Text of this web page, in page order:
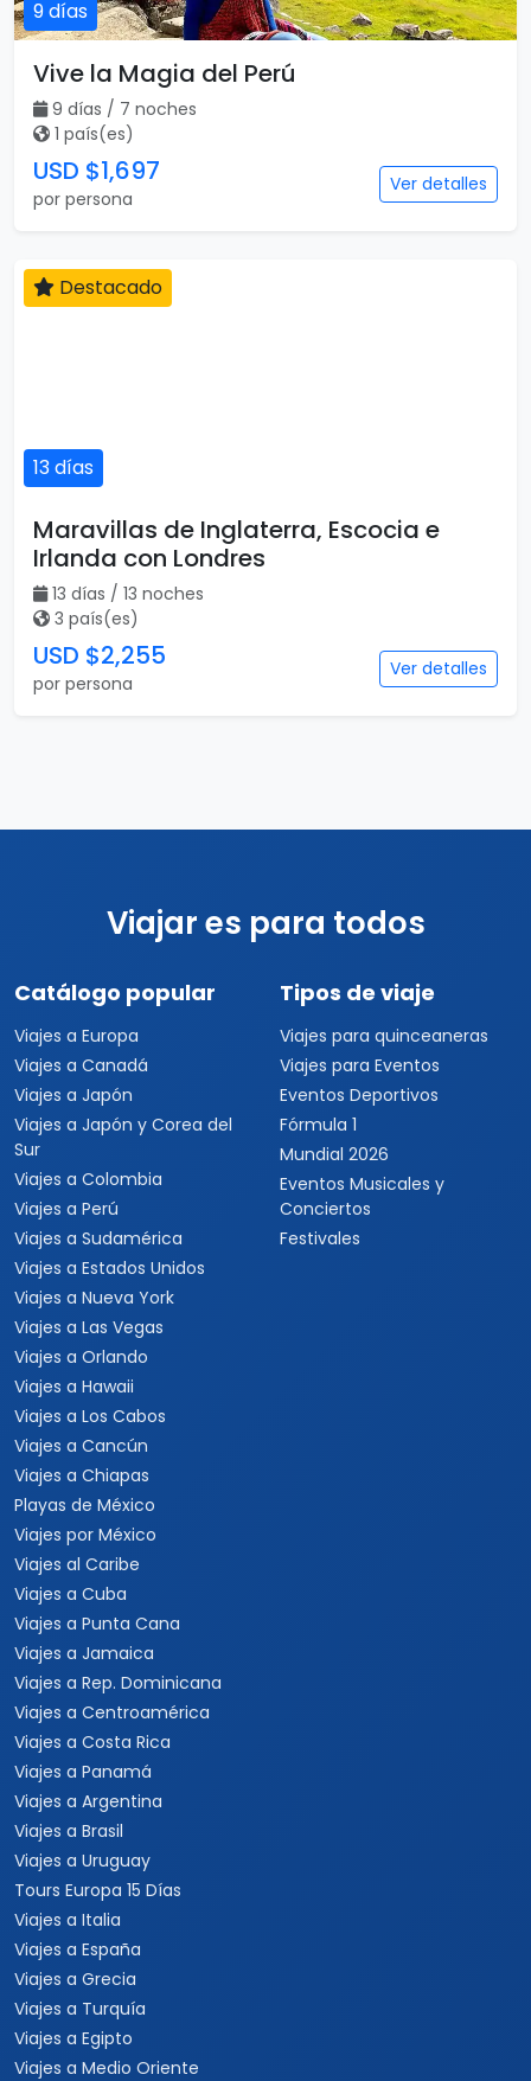
9 días
Vive la Magia del Perú
9 días / 7 noches
1 país(es)
USD $1,697
por persona
Ver detalles
13 días
Destacado
Maravillas de Inglaterra, Escocia e
Irlanda con Londres
13 días / 13 noches
3 país(es)
USD $2,255
por persona
Ver detalles
Viajar es para todos
Catálogo popular
Viajes a Europa
Viajes a Canadá
Viajes a Japón
Viajes a Japón y Corea del
Sur
Viajes a Colombia
Viajes a Perú
Viajes a Sudamérica
Viajes a Estados Unidos
Viajes a Nueva York
Viajes a Las Vegas
Viajes a Orlando
Viajes a Hawaii
Viajes a Los Cabos
Viajes a Cancún
Viajes a Chiapas
Playas de México
Viajes por México
Viajes al Caribe
Viajes a Cuba
Viajes a Punta Cana
Viajes a Jamaica
Viajes a Rep. Dominicana
Viajes a Centroamérica
Viajes a Costa Rica
Viajes a Panamá
Viajes a Argentina
Viajes a Brasil
Viajes a Uruguay
Tours Europa 15 Días
Viajes a Italia
Viajes a España
Viajes a Grecia
Viajes a Turquía
Viajes a Egipto
Viajes a Medio Oriente
Tipos de viaje
Viajes para quinceaneras
Viajes para Eventos
Eventos Deportivos
Fórmula 1
Mundial 2026
Eventos Musicales y
Conciertos
Festivales